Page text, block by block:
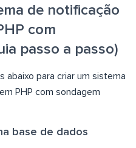
de notificação
com
passo a passo)
abaixo para criar um sistema
PHP com sondagem
base de dados